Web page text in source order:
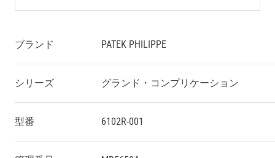
ブランド PATEK PHILIPPE
シリーズ グランド・コンプリケーション
型番 6102R-001